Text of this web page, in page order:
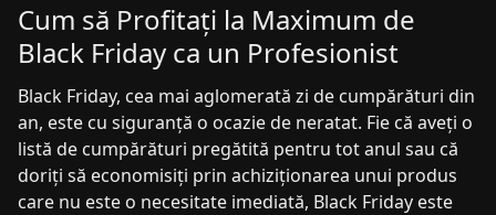
Cum să Profitați la Maximum de
Black Friday ca un Profesionist
Black Friday, cea mai aglomerată zi de cumpărături din
an, este cu siguranță o ocazie de neratat. Fie că aveți o
listă de cumpărături pregătită pentru tot anul sau că
doriți să economisiți prin achiziționarea unui produs
care nu este o necesitate imediată, Black Friday este